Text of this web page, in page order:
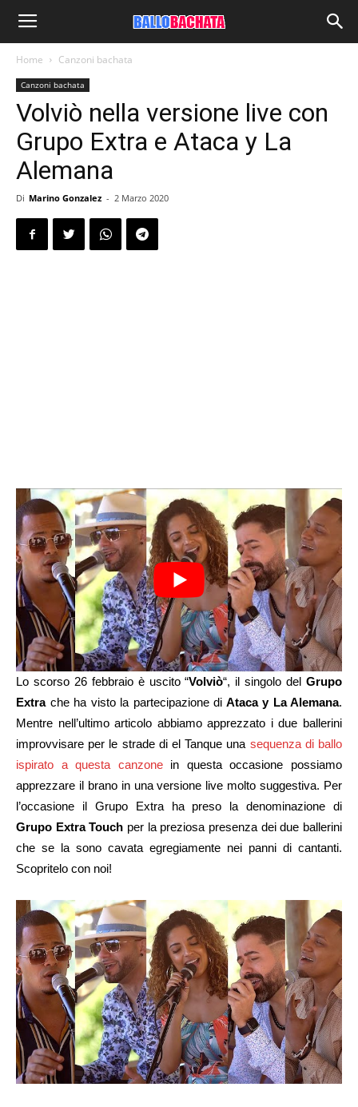
Home Canzoni bachata
Canzoni bachata
Volviò nella versione live con
Grupo Extra e Ataca y La
Alemana
Di Marino Gonzalez - 2 Marzo 2020
Lo scorso 26 febbraio è uscito “Volviò“, il singolo delGrupo
Extrache ha visto la partecipazione di Ataca y La Alemana.
Mentre nell’ultimo articolo abbiamo apprezzato i due ballerini
improvvisare per le strade di el Tanque una sequenza di ballo
ispirato a questa canzonein questa occasione possiamo
apprezzare il brano in una versione live molto suggestiva. Per
l’occasione il Grupo Extra ha preso la denominazione di
Grupo Extra Touch per la preziosa presenza dei due ballerini
che se la sono cavata egregiamente nei panni di cantanti.
Scopritelo con noi!